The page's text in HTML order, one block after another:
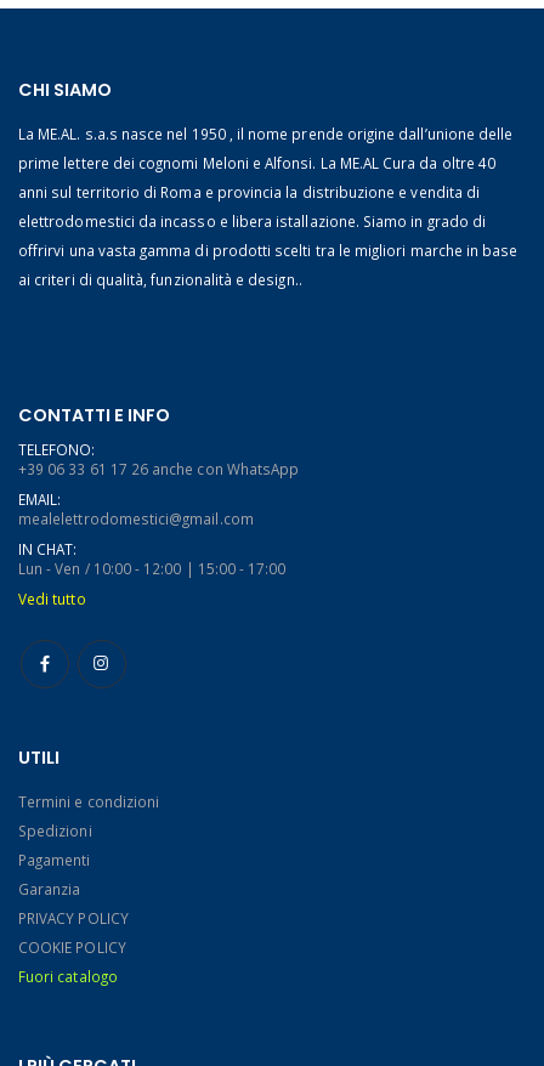
CHI SIAMO
La ME.AL. s.a.s nasce nel 1950 , il nome prende origine dall’unione delle
prime lettere dei cognomi Meloni e Alfonsi. La ME.AL Cura da oltre 40
anni sul territorio di Roma e provincia la distribuzione e vendita di
elettrodomestici da incasso e libera istallazione. Siamo in grado di
offrirvi una vasta gamma di prodotti scelti tra le migliori marche in base
ai criteri di qualità, funzionalità e design..
CONTATTI E INFO
TELEFONO:
+39 06 33 61 17 26 anche con WhatsApp
EMAIL:
mealelettrodomestici@gmail.com
IN CHAT:
Lun - Ven / 10:00 - 12:00 | 15:00 - 17:00
Vedi tutto
UTILI
Termini e condizioni
Spedizioni
Pagamenti
Garanzia
PRIVACY POLICY
COOKIE POLICY
Fuori catalogo